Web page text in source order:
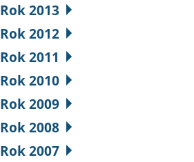
Rok 2013
Rok 2012
Rok 2011
Rok 2010
Rok 2009
Rok 2008
Rok 2007